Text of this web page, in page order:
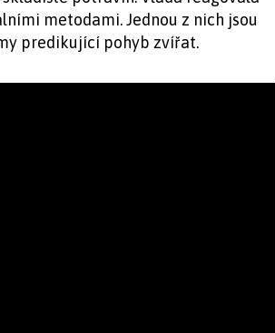
metodami. Jednou z nich jsou
predikující pohyb zvířat.